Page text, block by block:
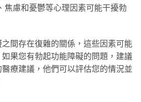
焦慮和憂鬱等心理因素可能干擾勃
間存在復雜的關係，這些因素可能
果您有勃起功能障礙的問題，建議
療建議，他們可以評估您的情況並